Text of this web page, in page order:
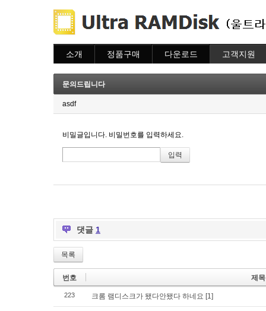
소개 정품구매
이용안내
다운로드 고객지원
질문하기
문의드립니다
asdf
비밀글입니다. 비밀번호를 입력하세요.
댓글 1
목록
번호 제목
223 크롬 램디스크가 됐다안됐다 하네요 [1]